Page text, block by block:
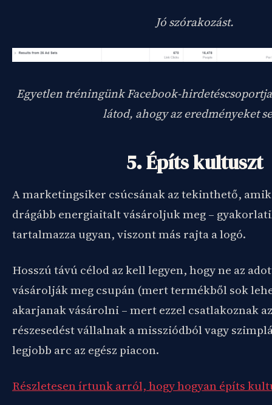
Jó szórakozást.
Egyetlen tréningünk Facebook-
látod, ahogy az eredményeket
5. Építs kultuszt
A marketingsiker csúcsának az tekinthető,
drágább energiaitalt vásároljuk meg –
tartalmazza ugyan, viszont más rajta a logó.
Hosszú távú célod az kell legyen, hogy ne az
vásárolják meg csupán (mert termékből sok
akarjanak vásárolni – mert ezzel csatlakoznak
részesedést vállalnak a missziódból vagy
legjobb arc az egész piacon.
Részletesen írtunk arról, hogy hogyan építs